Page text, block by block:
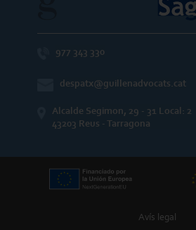
977 343 330
despatx@guillenadvocats.cat
Alcalde Segimon, 29 - 31 Local: 2
43203 Reus - Tarragona
Avís legal